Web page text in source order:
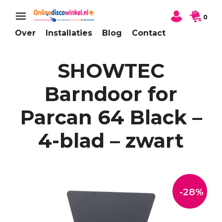
Over Installaties Blog Contact
0
SHOWTEC
Barndoor for
Parcan 64 Black –
4-blad – zwart
-28%